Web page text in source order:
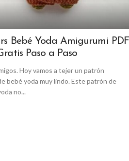
Bebé Yoda Amigurumi PDF
Paso a Paso
Hoy vamos a tejer un patrón
bebé yoda muy lindo. Este patrón de
no...